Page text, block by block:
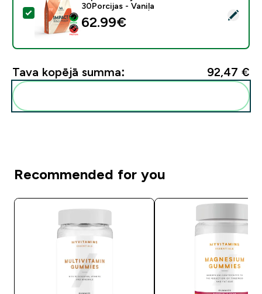
Atlasīt šo produktu - Impact Whey Protein - 900G -
30Porcijas - Vaniļa
62.99€‎
Tava kopējā summa: 92,47 €‎
Recommended for you